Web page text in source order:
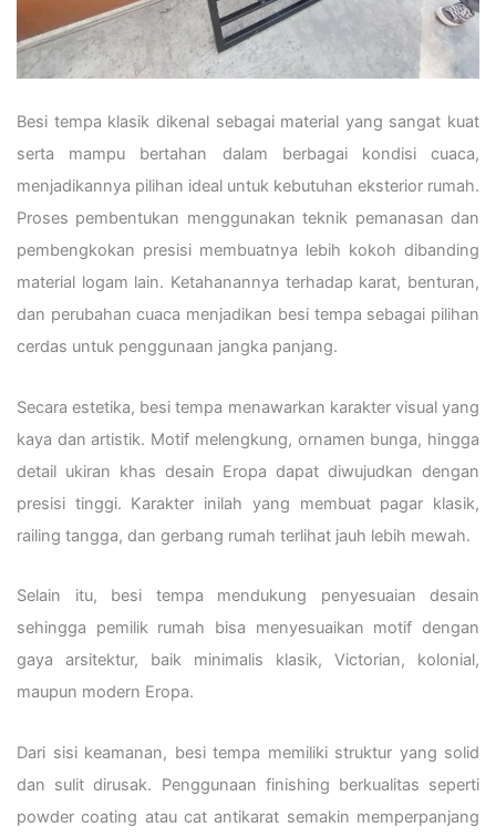
Besi tempa klasik dikenal sebagai material yang sangat kuat
serta mampu bertahan dalam berbagai kondisi cuaca,
menjadikannya pilihan ideal untuk kebutuhan eksterior rumah.
Proses pembentukan menggunakan teknik pemanasan dan
pembengkokan presisi membuatnya lebih kokoh dibanding
material logam lain. Ketahanannya terhadap karat, benturan,
dan perubahan cuaca menjadikan besi tempa sebagai pilihan
cerdas untuk penggunaan jangka panjang.
Secara estetika, besi tempa menawarkan karakter visual yang
kaya dan artistik. Motif melengkung, ornamen bunga, hingga
detail ukiran khas desain Eropa dapat diwujudkan dengan
presisi tinggi. Karakter inilah yang membuat pagar klasik,
railing tangga, dan gerbang rumah terlihat jauh lebih mewah.
Selain itu, besi tempa mendukung penyesuaian desain
sehingga pemilik rumah bisa menyesuaikan motif dengan
gaya arsitektur, baik minimalis klasik, Victorian, kolonial,
maupun modern Eropa.
Dari sisi keamanan, besi tempa memiliki struktur yang solid
dan sulit dirusak. Penggunaan finishing berkualitas seperti
powder coating atau cat antikarat semakin memperpanjang